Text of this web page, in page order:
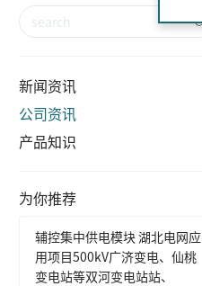
新闻资讯
公司资讯
产品知识
为你推荐
辅控集中供电模块 湖北电网应
用项目500kV广济变电、仙桃
变电站等双河变电站站、